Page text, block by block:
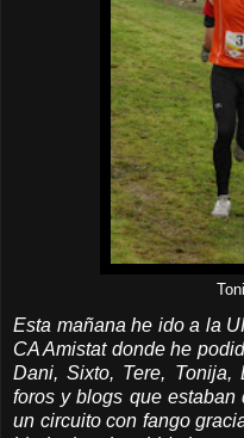
Esta mañana he ido a la
CA Amistat donde he
Dani, Sixto, Tere,
foros y blogs que estaban
un circuito con fango